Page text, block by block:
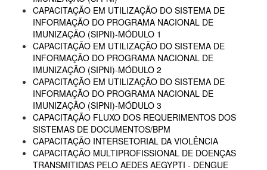
CAPACITAÇÃO EM UTILIZAÇÃO DO SISTEMA DE
INFORMAÇÃO DO PROGRAMA NACIONAL DE
IMUNIZAÇÃO (SIPNI)-MÓDULO 1
CAPACITAÇÃO EM UTILIZAÇÃO DO SISTEMA DE
INFORMAÇÃO DO PROGRAMA NACIONAL DE
IMUNIZAÇÃO (SIPNI)-MÓDULO 2
CAPACITAÇÃO EM UTILIZAÇÃO DO SISTEMA DE
INFORMAÇÃO DO PROGRAMA NACIONAL DE
IMUNIZAÇÃO (SIPNI)-MÓDULO 3
CAPACITAÇÃO FLUXO DOS REQUERIMENTOS DOS
SISTEMAS DE DOCUMENTOS/BPM
CAPACITAÇÃO INTERSETORIAL DA VIOLÊNCIA
CAPACITAÇÃO MULTIPROFISSIONAL DE DOENÇAS
TRANSMITIDAS PELO AEDES AEGYPTI - DENGUE